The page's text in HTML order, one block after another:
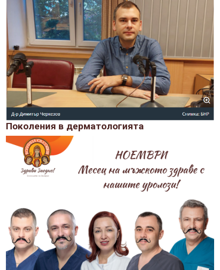
Поколения в дерматологията